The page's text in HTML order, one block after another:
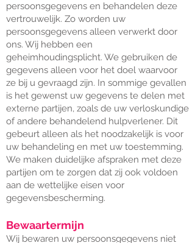
persoonsgegevens en behandelen deze
vertrouwelijk. Zo worden uw
persoonsgegevens alleen verwerkt door
ons. Wij hebben een
geheimhoudingsplicht. We gebruiken de
gegevens alleen voor het doel waarvoor
ze bij u gevraagd zijn. In sommige gevallen
is het gewenst uw gegevens te delen met
externe partijen, zoals de uw verloskundige
of andere behandelend hulpverlener. Dit
gebeurt alleen als het noodzakelijk is voor
uw behandeling en met uw toestemming.
We maken duidelijke afspraken met deze
partijen om te zorgen dat zij ook voldoen
aan de wettelijke eisen voor
gegevensbescherming.
Bewaartermijn
Wij bewaren uw persoonsgegevens niet